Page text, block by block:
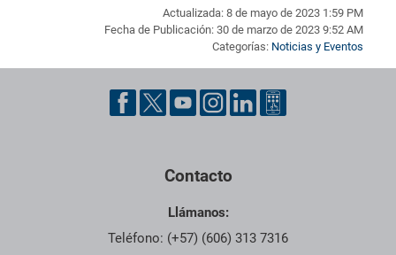
Actualizada: 8 de mayo de 2023 1:59 PM
Fecha de Publicación: 30 de marzo de 2023 9:52 AM
Categorías: Noticias y Eventos
Pie de página con información de contacto, redes sociales y
Contacto
Llámanos:
Teléfono: (+57) (606) 313 7316